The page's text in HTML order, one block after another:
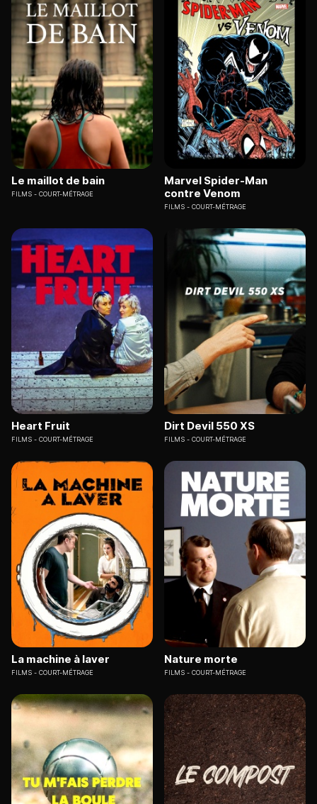
Le maillot de bain
FILMS COURT-MÉTRAGE
Marvel Spider-Man
contre Venom
FILMS COURT-MÉTRAGE
Heart Fruit
FILMS COURT-MÉTRAGE
Dirt Devil 550 XS
FILMS COURT-MÉTRAGE
La machine à laver
FILMS COURT-MÉTRAGE
Nature morte
FILMS COURT-MÉTRAGE